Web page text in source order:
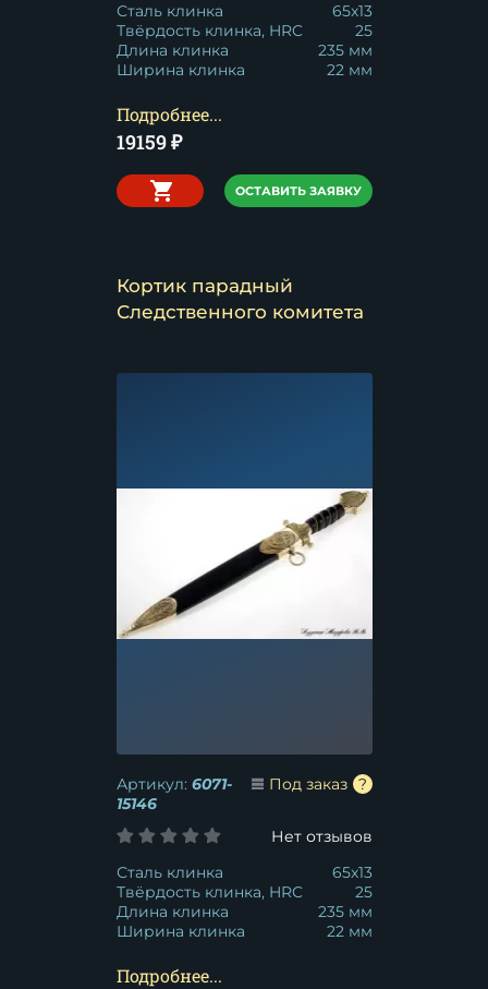
Сталь клинка
65x13
Твёрдость клинка, HRC
25
Длина клинка
235 мм
Ширина клинка
22 мм
Подробнее...
19159₽
ОСТАВИТЬ ЗАЯВКУ
Кортик парадный
Следственного комитета
Артикул: 6071-
15146
Под заказ
Нет отзывов
Сталь клинка
65x13
Твёрдость клинка, HRC
25
Длина клинка
235 мм
Ширина клинка
22 мм
Подробнее...